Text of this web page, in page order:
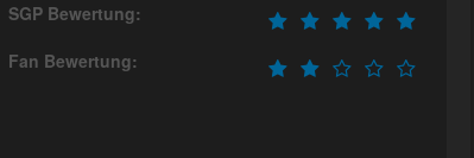
SGP Bewertung:
Fan Bewertung: